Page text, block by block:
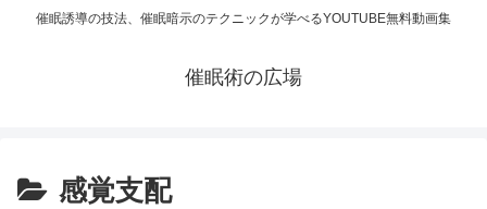
催眠誘導の技法、催眠暗示のテクニックが学べるYOUTUBE無料動画集
催眠術の広場
感覚支配